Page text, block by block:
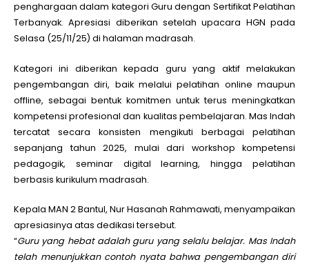
penghargaan dalam kategori Guru dengan Sertifikat Pelatihan
Terbanyak. Apresiasi diberikan setelah upacara HGN pada
Selasa (25/11/25) di halaman madrasah.
Kategori ini diberikan kepada guru yang aktif melakukan
pengembangan diri, baik melalui pelatihan online maupun
offline, sebagai bentuk komitmen untuk terus meningkatkan
kompetensi profesional dan kualitas pembelajaran. Mas Indah
tercatat secara konsisten mengikuti berbagai pelatihan
sepanjang tahun 2025, mulai dari workshop kompetensi
pedagogik, seminar digital learning, hingga pelatihan
berbasis kurikulum madrasah.
Kepala MAN 2 Bantul, Nur Hasanah Rahmawati, menyampaikan
apresiasinya atas dedikasi tersebut.
“Guru yang hebat adalah guru yang selalu belajar. Mas Indah
telah menunjukkan contoh nyata bahwa pengembangan diri